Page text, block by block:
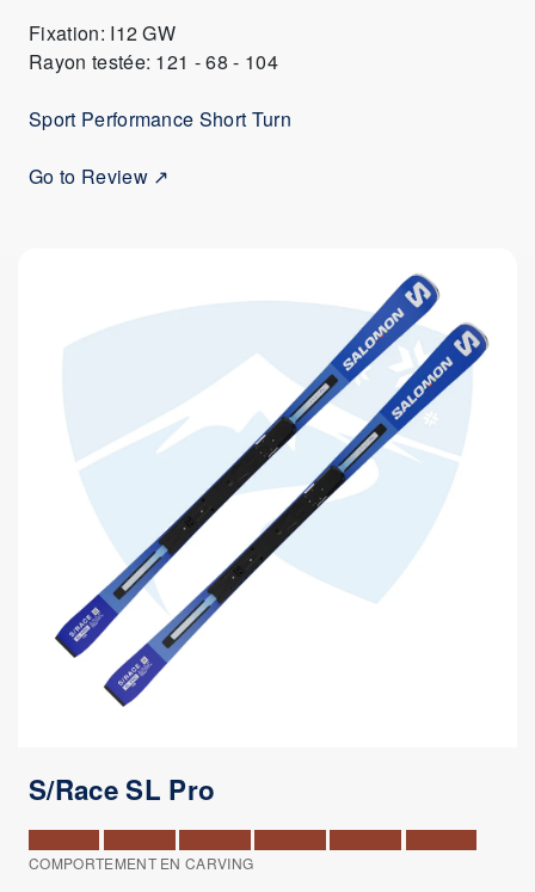
Fixation: I12 GW
Rayon testée: 121 - 68 - 104
Sport Performance Short Turn
Go to Review ↗
S/Race SL Pro
COMPORTEMENT EN CARVING